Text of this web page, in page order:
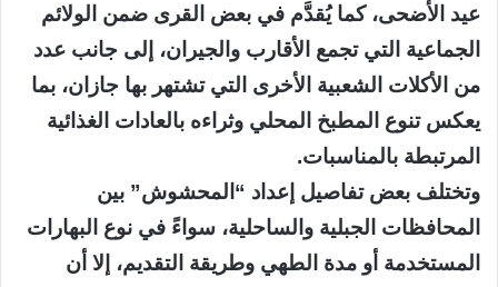
عيد الأضحى، كما يُقدَّم في بعض القرى ضمن الولائم
الجماعية التي تجمع الأقارب والجيران، إلى جانب عدد
من الأكلات الشعبية الأخرى التي تشتهر بها جازان، بما
يعكس تنوع المطبخ المحلي وثراءه بالعادات الغذائية
المرتبطة بالمناسبات.
وتختلف بعض تفاصيل إعداد “المحشوش” بين
المحافظات الجبلية والساحلية، سواءً في نوع البهارات
المستخدمة أو مدة الطهي وطريقة التقديم، إلا أن